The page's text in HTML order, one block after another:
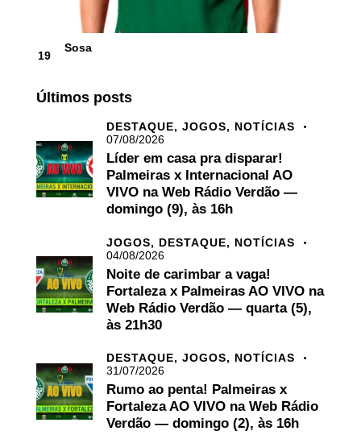
19
Sosa
Últimos posts
DESTAQUE, JOGOS, NOTÍCIAS
07/08/2026
Líder em casa pra disparar!
Palmeiras x Internacional AO
VIVO na Web Rádio Verdão —
domingo (9), às 16h
JOGOS, DESTAQUE, NOTÍCIAS
04/08/2026
Noite de carimbar a vaga!
Fortaleza x Palmeiras AO VIVO na
Web Rádio Verdão — quarta (5),
às 21h30
DESTAQUE, JOGOS, NOTÍCIAS
31/07/2026
Rumo ao penta! Palmeiras x
Fortaleza AO VIVO na Web Rádio
Verdão — domingo (2), às 16h